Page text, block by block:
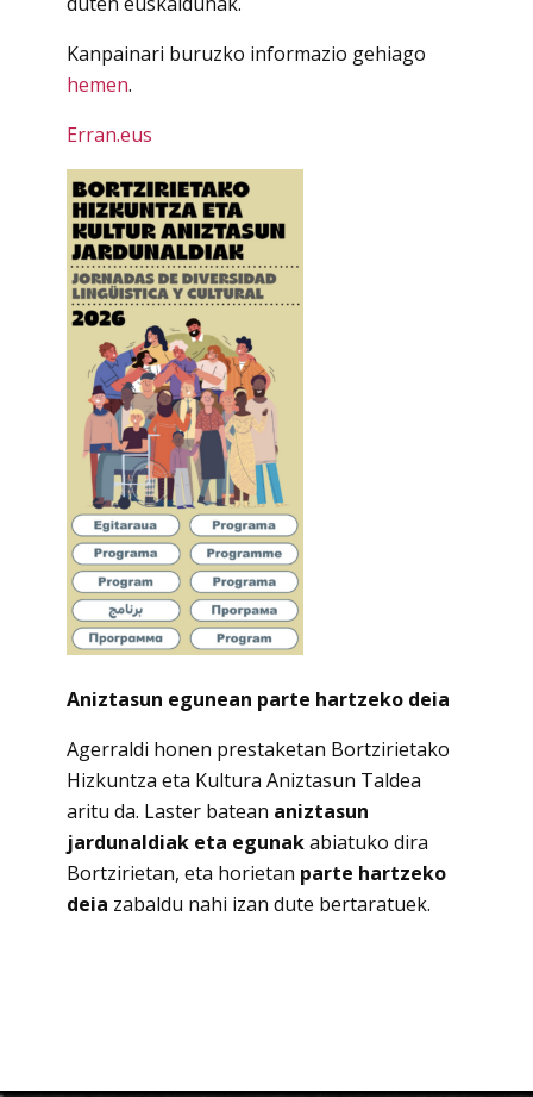
Kanpainari buruzko informazio gehiago
hemen.
Erran.eus
Aniztasun egunean parte hartzeko deia
Agerraldi honen prestaketan Bortzirietako
Hizkuntza eta Kultura Aniztasun Taldea
aritu da. Laster batean aniztasun
jardunaldiak eta egunakabiatuko dira
Bortzirietan, eta horietan parte hartzeko
deia zabaldu nahi izan dute bertaratuek.